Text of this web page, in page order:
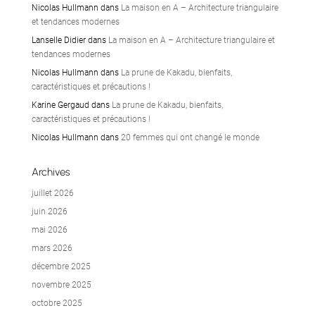
Nicolas Hullmann dans La maison en A – Architecture triangulaire
et tendances modernes
Lanselle Didierdans La maison en A – Architecture triangulaire et
tendances modernes
Nicolas Hullmann dans La prune de Kakadu, bienfaits,
caractéristiques et précautions !
Karine Gergaud dans La prune de Kakadu, bienfaits,
caractéristiques et précautions !
Nicolas Hullmann dans 20 femmes qui ont changé le monde
Archives
juillet 2026
juin 2026
mai 2026
mars 2026
décembre 2025
novembre 2025
octobre 2025